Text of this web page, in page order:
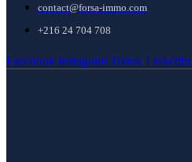
contact@forsa-immo.com
+216 24 704 708
Facebook Instagram Tiktok Linkedin